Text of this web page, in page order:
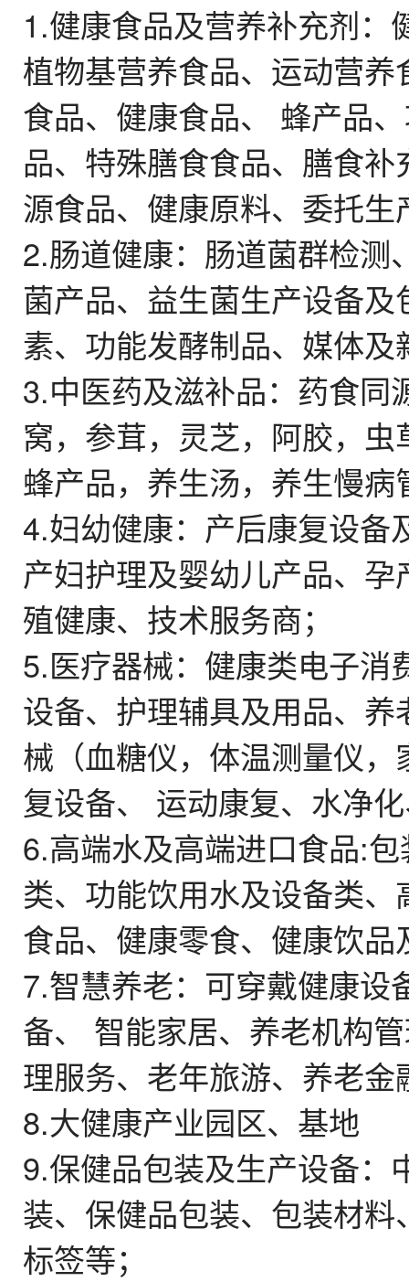
1.健康食品及营养补充剂
植物基营养食品、运动营
食品、健康食品、 蜂产品
品、特殊膳食食品、膳食
源食品、健康原料、委托
2.肠道健康：肠道菌群检测
菌产品、益生菌生产设备
素、功能发酵制品、媒体
3.中医药及滋补品：药食同
窝，参茸，灵芝，阿胶，
蜂产品，养生汤，养生慢病
4.妇幼健康：产后康复设备
产妇护理及婴幼儿产品、
殖健康、技术服务商；
5.医疗器械：健康类电子消
设备、护理辅具及用品、
械（血糖仪，体温测量仪
复设备、 运动康复、水净
6.高端水及高端进口食品:
类、功能饮用水及设备类
食品、健康零食、健康饮
7.智慧养老：可穿戴健康设
备、 智能家居、养老机构
理服务、老年旅游、养老金
8.大健康产业园区、基地
9.保健品包装及生产设备：
装、保健品包装、包装材
标签等；